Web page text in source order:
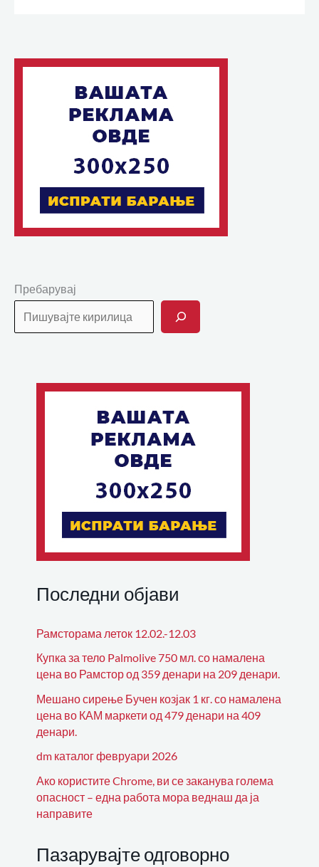
Пребарувај
Последни објави
Рамсторама леток 12.02.-12.03
Купка за тело Palmolive 750 мл. со намалена
цена во Рамстор од 359 денари на 209 денари.
Мешано сирење Бучен козјак 1 кг. со намалена
цена во КАМ маркети од 479 денари на 409
денари.
dm каталог февруари 2026
Ако користите Chrome, ви се заканува голема
опасност – една работа мора веднаш да ја
направите
Пазарувајте одговорно